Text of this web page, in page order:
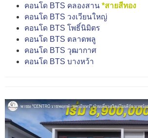
คอนโด BTS คลองสาน *สายสีทอง
คอนโด BTS วงเวียนใหญ่
คอนโด BTS โพธิ์นิมิตร
คอนโด BTS ตลาดพลู
คอนโด BTS วุฒากาศ
คอนโด BTS บางหว้า